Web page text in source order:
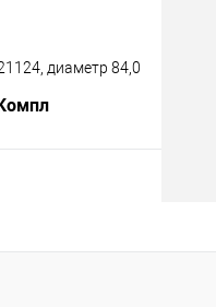
диаметр 84,0